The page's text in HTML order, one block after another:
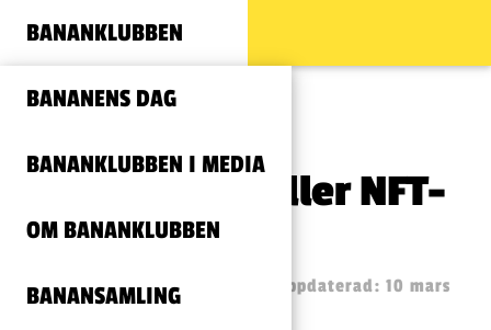
BANANKLUBBEN
BANANENS DAG
BANANKLUBBEN I MEDIA
OM BANANKLUBBEN
BANANSAMLING
Riktig banan eller NFT-
banan?
Publicerad: 5 november, 2022
(Uppdaterad: 10 mars